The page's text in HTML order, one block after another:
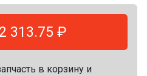
313.75 ₽
в корзину и